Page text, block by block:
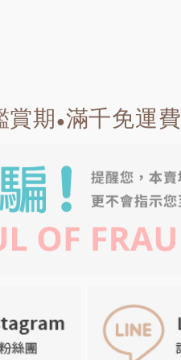
賞期 ●滿千免運費